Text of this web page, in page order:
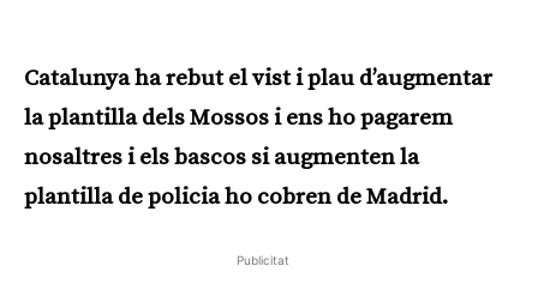
Catalunya ha rebut el vist i plau d’augmentar
la plantilla dels Mossos i ens ho pagarem
nosaltres i els bascos si augmenten la
plantilla de policia ho cobren de Madrid.
Publicitat